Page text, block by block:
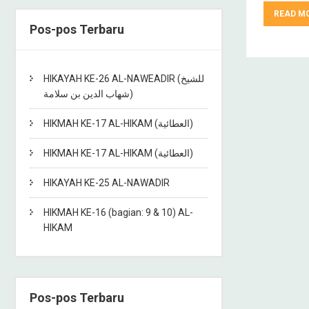
Pos-pos Terbaru
HIKAYAH KE-26 AL-NAWEADIR (للشيخ
شهاب الدين بن سلامة)
HIKMAH KE-17 AL-HIKAM (العطائية)
HIKMAH KE-17 AL-HIKAM (العطائية)
HIKAYAH KE-25 AL-NAWADIR
HIKMAH KE-16 (bagian: 9 & 10) AL-
HIKAM
Pos-pos Terbaru
READ